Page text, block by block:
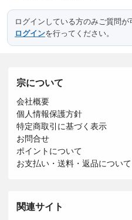
ログインしている方のみご質問が
ログインを行ってください。
宗について
会社概要
個人情報保護方針
特定商取引に基づく表示
お問合せ
ポイントについて
お支払い・送料・返品について
関連サイト